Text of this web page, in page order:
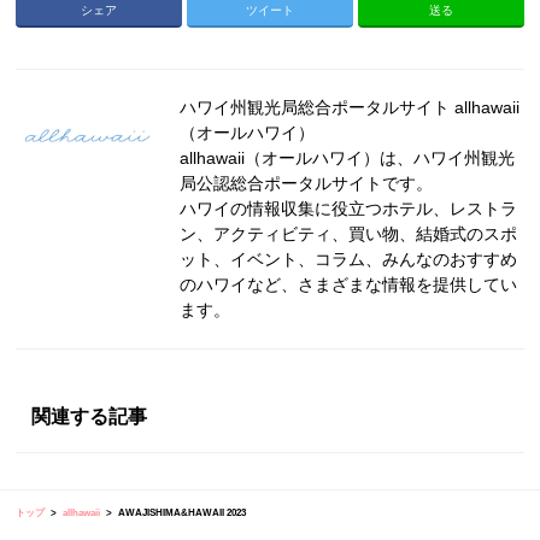
シェア ツイート 送る
ハワイ州観光局総合ポータルサイト allhawaii
（オールハワイ）
allhawaii（オールハワイ）は、ハワイ州観光
局公認総合ポータルサイトです。
ハワイの情報収集に役立つホテル、レストラ
ン、アクティビティ、買い物、結婚式のスポ
ット、イベント、コラム、みんなのおすすめ
のハワイなど、さまざまな情報を提供してい
ます。
関連する記事
トップ allhawaii AWAJISHIMA&HAWAII 2023